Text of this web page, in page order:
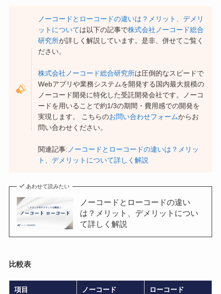
ノーコードとローコードの違いは？メリット、デメリ
ットについては以下の記事で株式会社ノーコード総合
研究所が詳しく解説しています。是非、併せてご覧く
ださい。
株式会社ノーコード総合研究所は圧倒的なスピードで
Webアプリや業務システムを開発する国内最大規模の
ノーコード開発に特化した受託開発会社です。ノーコ
ードを用いることで約1/3の期間・費用感での開発を
実現します。 こちらのお問い合わせフォームからお
問い合わせください。
関連記事: ノーコードとローコードの違いは？メリッ
ト、デメリットについて詳しく解説
あわせて読みたい
ノーコードとローコードの違い
は？メリット、デメリットについ
て詳しく解説
比較表
項目 ノーコード ローコード